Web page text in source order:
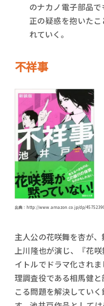
のナカノ電子部品
正の疑惑を抱いた
れていく。
不祥事
出典：http://www.amazon.co.jp/dp/
主人公の花咲舞を杏が
上川隆也が演じ、『花
イトルでドラマ化され
理調査役である相馬健
こる問題を解決してい